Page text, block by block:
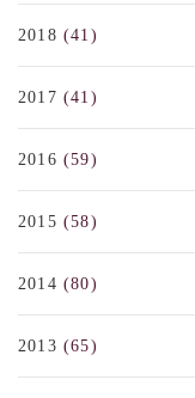
2018 (41)
2017 (41)
2016 (59)
2015 (58)
2014 (80)
2013 (65)